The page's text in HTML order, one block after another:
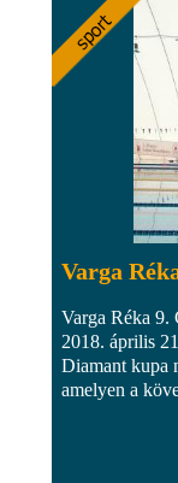
Varga
Varga Réka 9.
2018. április
Diamant kupa
amelyen a